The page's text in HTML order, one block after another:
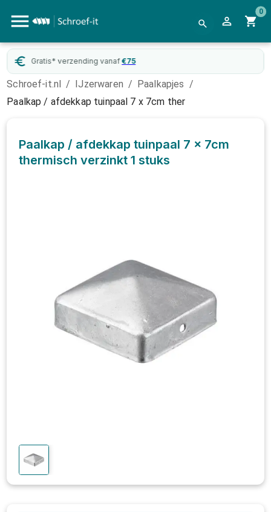
0
Gratis* verzending vanaf €75
Schroef-it.nl / IJzerwaren / Paalkapjes /
Paalkap / afdekkap tuinpaal 7 x 7cm ther
Paalkap / afdekkap tuinpaal 7 x 7cm
thermisch verzinkt 1 stuks